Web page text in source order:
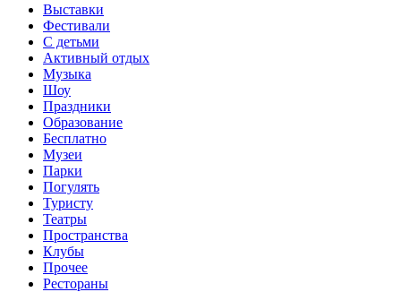
Выставки
Фестивали
С детьми
Активный отдых
Музыка
Шоу
Праздники
Образование
Бесплатно
Музеи
Парки
Погулять
Туристу
Театры
Пространства
Клубы
Прочее
Рестораны